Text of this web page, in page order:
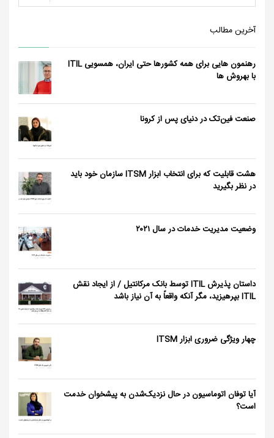
آخرین مطالب
رهنمون هایی برای همه کشورها حتی ایران، همسویی ITIL
با بهروش ها
صنعت فین‌تک در دنیای پس از کرونا
هشت قابلیت که برای انتخاب ابزار ITSM سازمان خود باید
در نظر بگیرید
وضعیت مدیریت خدمات در سال ٢٠٢١
داستان پذیرش ITIL توسط بانک مرکانتیل / از ایجاد نقش
ITIL بپرهیزید، مگر آنکه واقعاً به آن نیاز باشد
چهار ویژگی ضروری ابزار ITSM
آیا توفان اتوماسیون در حال نزدیک‌شدن به پیشخوان خدمت
است؟